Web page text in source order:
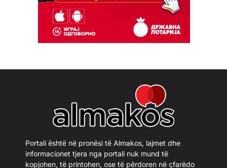
Portali është në pronësi të Almakos, lajmet dhe
informacionet tjera nga portali nuk mund të
kopjohen, të printohen, ose të përdoren në çfarëdo